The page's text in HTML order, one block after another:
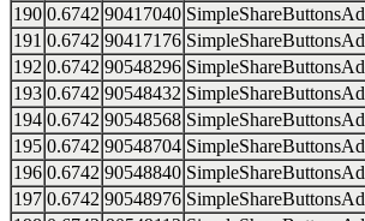
190 0.6742 90417040
191 0.6742 90417176
192 0.6742 90548296
193 0.6742 90548432
194 0.6742 90548568
195 0.6742 90548704
196 0.6742 90548840
197 0.6742 90548976